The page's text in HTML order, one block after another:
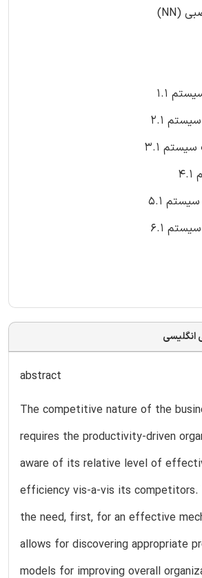
انگلیسی
abstract
The competitive nature of the
requires the productivity-driven
aware of its relative level of
efficiency vis-a-vis its competitors.
the need, first, for an effective
allows for discovering appropriate
models for improving overall